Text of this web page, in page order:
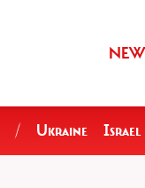
/ Ukraine Israel